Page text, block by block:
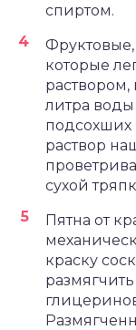
спиртом.
которые
литра воды
подсохших
раствор
сухой
Пятна от
краску